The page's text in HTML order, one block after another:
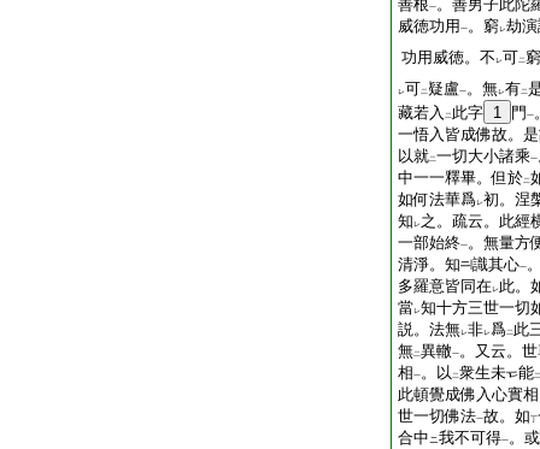
善根一。善男子此陀
威徳功用 一。窮レ劫
功用威徳。不 レ可二
レ可二 疑盧一。無レ有二
藏若入 二 此字 1 門 一
一悟入皆成佛故。
以就二一切大小諸乘一
中一一釋畢。但於二
如何法華爲レ初。涅
知 レ之。疏云。此經
一部始終一。無量方
清淨。知
識其心一
多羅意皆同在レ此。
當レ知十方三世一切
説。法無レ非レ爲二 此
無二異轍一。又云。
相一。以 二衆生未 能二
此頓覺成佛入心實
世一切佛法一故。如丁
合中ニ我不可得一。